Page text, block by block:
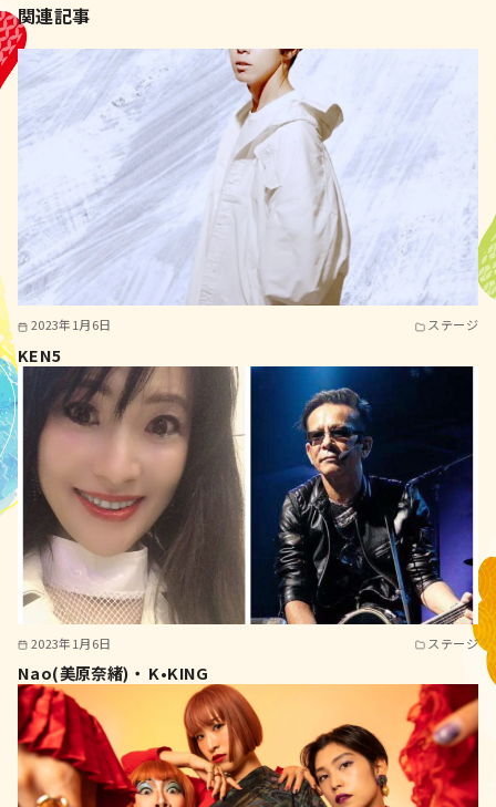
関連記事
2023年1月6日 ステージ
KEN5
2023年1月6日 ステージ
Nao(美原奈緒)・ K•KING